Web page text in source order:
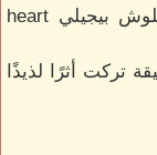
أنا جو الكآبة ده ماياكلش معايا، مابستحملوش بيجيلي heart
تركت أثرًا لذيذًا